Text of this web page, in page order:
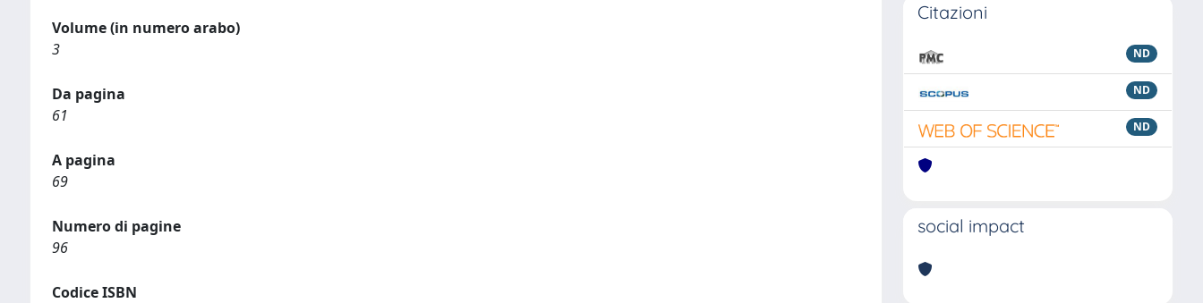
Volume (in numero arabo)
3
Da pagina
61
A pagina
69
Numero di pagine
96
Codice ISBN
Citazioni
ND
ND
ND
social impact